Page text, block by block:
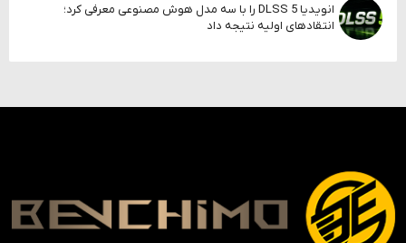
انویدیا DLSS 5 را با سه مدل هوش مصنوعی معرفی کرد؛
انتقادهای اولیه نتیجه داد